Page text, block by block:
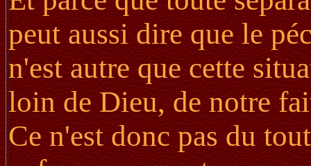
peut aussi dire que le
n'est autre que cette
loin de Dieu, de notre
Ce n'est donc pas du